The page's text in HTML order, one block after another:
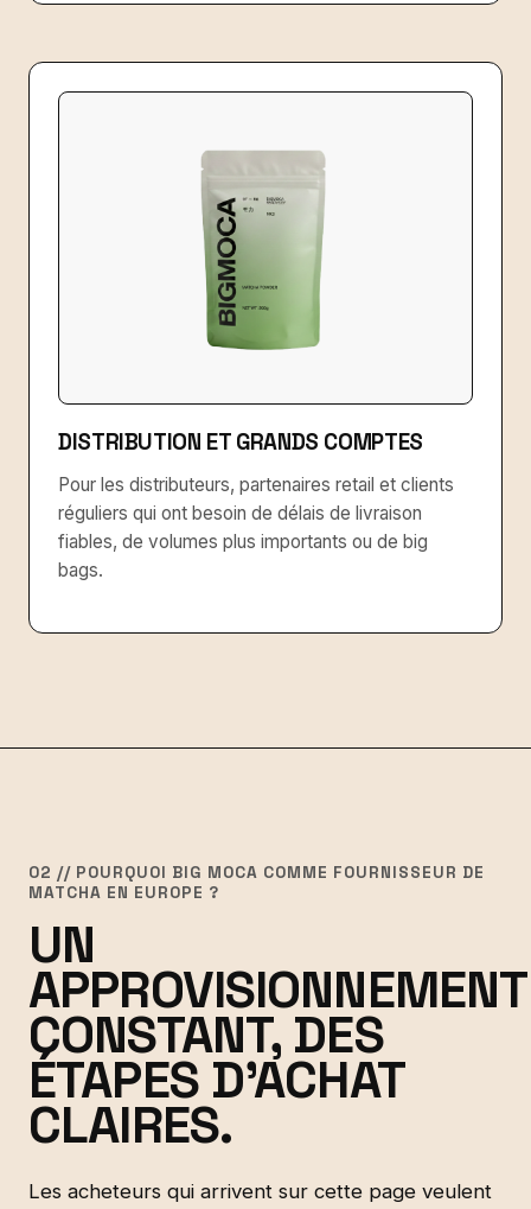
DISTRIBUTION ET GRANDS COMPTES
Pour les distributeurs, partenaires retail et clients
réguliers qui ont besoin de délais de livraison
fiables, de volumes plus importants ou de big
bags.
02 // POURQUOI BIG MOCA COMME FOURNISSEUR DE
MATCHA EN EUROPE ?
UN
APPROVISIONNEMENT
CONSTANT, DES
ÉTAPES D'ACHAT
CLAIRES.
Les acheteurs qui arrivent sur cette page veulent